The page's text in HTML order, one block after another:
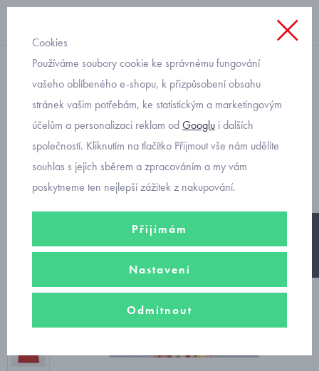
s krátkým rukávem
červené letní triko s
panenkou a balónovými
rukávky Mayoral 3002-21
-25%
Cookies
Používáme soubory cookie ke správnému fungování
vašeho oblíbeného e-shopu, k přizpůsobení obsahu
stránek vašim potřebám, ke statistickým a marketingovým
účelům a personalizaci reklam odGooglu i dalších
společností. Kliknutím na tlačítko Přijmout vše nám udělíte
souhlas s jejich sběrem a zpracováním a my vám
poskytneme ten nejlepší zážitek z nakupování.
Přijímám
Nastavení
Odmítnout